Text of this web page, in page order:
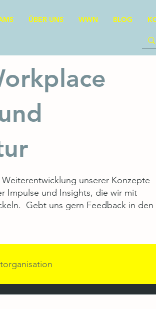
ÜBER UNS WWN BLOG
unserer Konzepte
Impulse und Insights, die wir mit
Gebt uns gern Feedback in den